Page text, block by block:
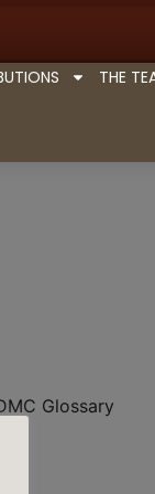
THE
Glossary